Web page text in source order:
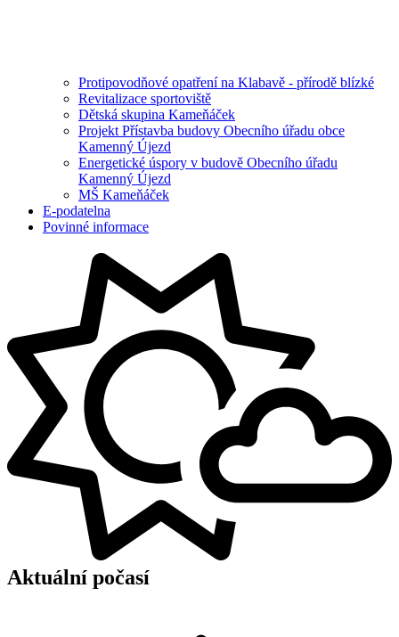
Protipovodňové opatření na Klabavě - přírodě blízké
Revitalizace sportoviště
Dětská skupina Kameňáček
Projekt Přístavba budovy Obecního úřadu obce
Kamenný Újezd
Energetické úspory v budově Obecního úřadu
Kamenný Újezd
MŠ Kameňáček
E-podatelna
Povinné informace
Aktuální počasí